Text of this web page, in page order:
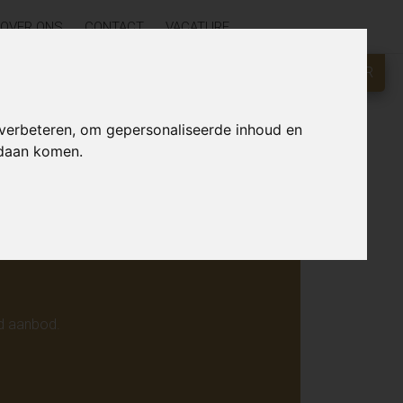
om gepersonaliseerde inhoud en
komen.
OVER ONS CONTACT VACATURE
KLIK HIER
online.
aanbod.